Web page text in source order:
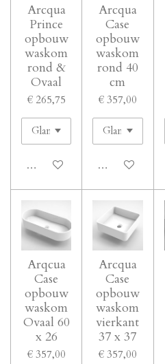
Arcqua
Prince
opbouw
waskom
rond &
Ovaal
€ 265,75
In winkelwagen
Arcqua
Case
opbouw
waskom
rond 40
cm
€ 357,00
In winkelwagen
Arqcua
Case
opbouw
waskom
Ovaal 60
x 26
€ 357,00
Arcqua
Case
opbouw
waskom
vierkant
37 x 37
€ 357,00